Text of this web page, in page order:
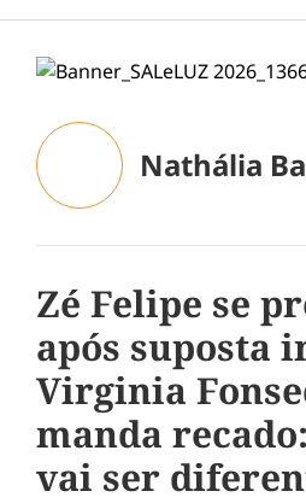
Nathália
Zé Felipe se
após suposta
Virginia
manda
vai ser